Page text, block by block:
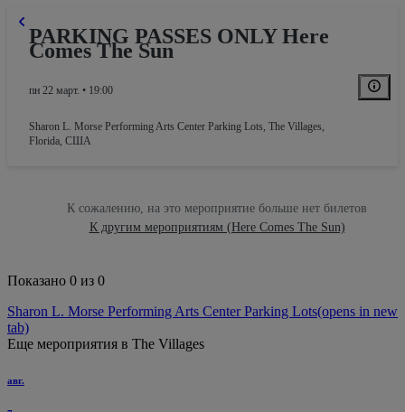
PARKING PASSES ONLY Here
Comes The Sun
пн 22 март. • 19:00
Sharon L. Morse Performing Arts Center Parking Lots, The Villages,
Florida, США
К сожалению, на это мероприятие больше нет билетов
К другим мероприятиям (Here Comes The Sun)
Показано 0 из 0
Sharon L. Morse Performing Arts Center Parking Lots(opens in new
tab)
Еще мероприятия в The Villages
авг.